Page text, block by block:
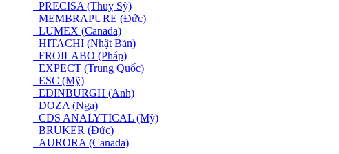
PRECISA (Thuỵ Sỹ)
MEMBRAPURE (Đức)
LUMEX (Canada)
HITACHI (Nhật Bản)
FROILABO (Pháp)
EXPECT (Trung Quốc)
ESC (Mỹ)
EDINBURGH (Anh)
DOZA (Nga)
CDS ANALYTICAL (Mỹ)
BRUKER (Đức)
AURORA (Canada)